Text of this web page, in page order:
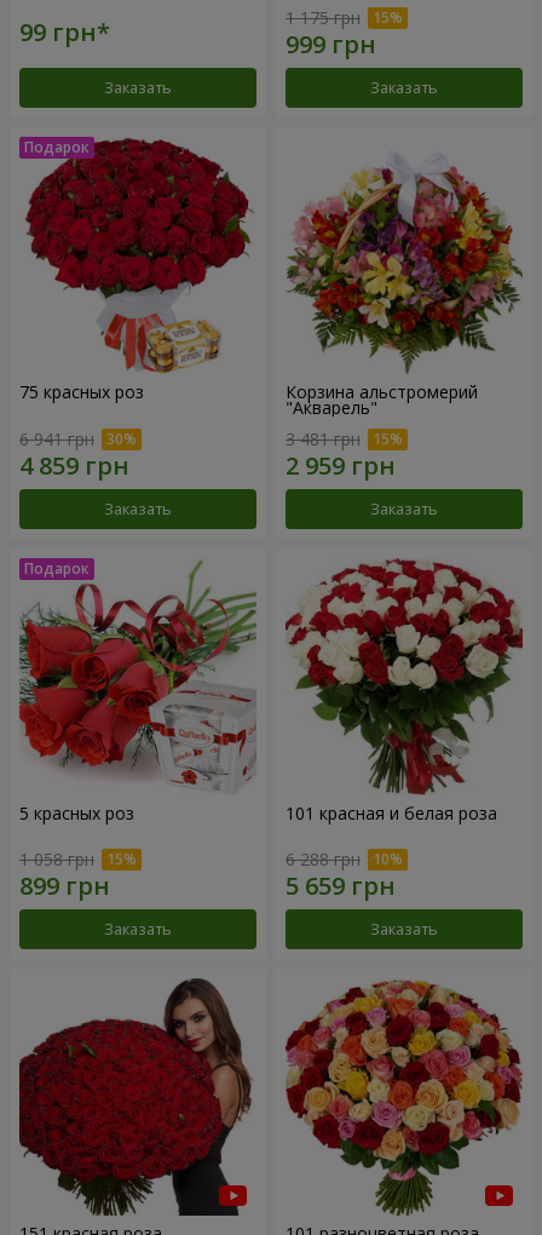
Заказать
1 175 грн
Заказать
75 красных роз
6 941 грн
Заказать
Корзина альстромерий
"Акварель"
3 481 грн
Заказать
5 красных роз
1 058 грн
Заказать
101 красная и белая роза
6 288 грн
Заказать